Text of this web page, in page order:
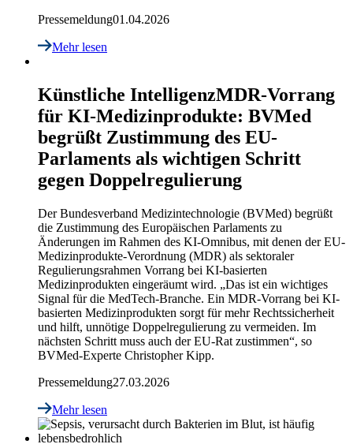
Pressemeldung01.04.2026
Mehr lesen
Künstliche IntelligenzMDR-Vorrang
für KI-Medizinprodukte: BVMed
begrüßt Zustimmung des EU-
Parlaments als wichtigen Schritt
gegen Doppelregulierung
Der Bundesverband Medizintechnologie (BVMed) begrüßt
die Zustimmung des Europäischen Parlaments zu
Änderungen im Rahmen des KI-Omnibus, mit denen der EU-
Medizinprodukte-Verordnung (MDR) als sektoraler
Regulierungsrahmen Vorrang bei KI-basierten
Medizinprodukten eingeräumt wird. „Das ist ein wichtiges
Signal für die MedTech-Branche. Ein MDR-Vorrang bei KI-
basierten Medizinprodukten sorgt für mehr Rechtssicherheit
und hilft, unnötige Doppelregulierung zu vermeiden. Im
nächsten Schritt muss auch der EU-Rat zustimmen“, so
BVMed-Experte Christopher Kipp.
Pressemeldung27.03.2026
Mehr lesen